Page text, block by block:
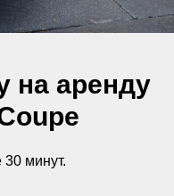
на аренду
минут.